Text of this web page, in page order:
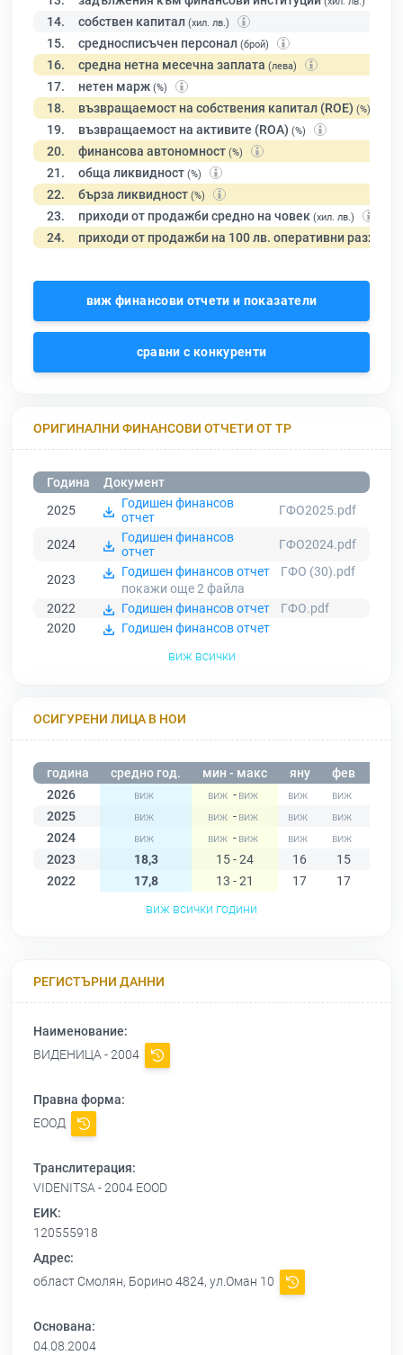
14. собствен капитал (хил. лв.)
15. средносписъчен персонал (брой)
16. средна нетна месечна заплата (лева)
17. нетен марж (%)
18. възвращаемост на собствения капитал (ROE) (%)
19. възвращаемост на активите (ROA) (%)
20. финансова автономност (%)
21. обща ликвидност (%)
22. бърза ликвидност (%)
23. приходи от продажби средно на човек (хил. лв.)
24. приходи от продажби на 100 лв. оперативни разходи
виж финансови отчети и показатели
сравни с конкуренти
ОРИГИНАЛНИ ФИНАНСОВИ ОТЧЕТИ ОТ ТР
Година
Документ
2025
Годишен финансов
отчет
ГФО2025.pdf
2024
Годишен финансов
отчет
ГФО2024.pdf
2023
Годишен финансов отчет
ГФО (30).pdf
покажи още 2файла
2022
Годишен финансов отчет
ГФО.pdf
2020
Годишен финансов отчет
виж всички
ОСИГУРЕНИ ЛИЦА В НОИ
година средно год. мин - макс яну фев
2026
-
2025
-
2024
-
2023
18,3 15 - 24 16 15
2022
17,8 13 - 21 17 17
виж всички години
РЕГИСТЪРНИ ДАННИ
Наименование:
ВИДЕНИЦА - 2004
Правна форма:
ЕООД
Транслитерация:
VIDENITSA - 2004 EOOD
ЕИК:
120555918
Адрес:
област Смолян, Борино 4824, ул.Оман 10
Основана:
04.08.2004